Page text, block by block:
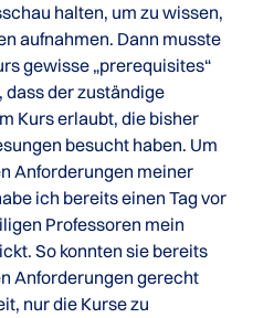
halten, um zu wissen,
aufnahmen. Dann musste
gewisse „prerequisites“
dass der zuständige
Kurs erlaubt, die bisher
besucht haben. Um
Anforderungen meiner
ich bereits einen Tag vor
Professoren mein
So konnten sie bereits
Anforderungen gerecht
nur die Kurse zu